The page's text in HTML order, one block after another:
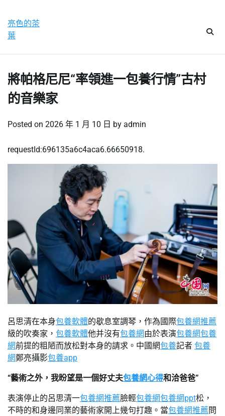
content
亮色的茶
葉
將帕格尼尼“率領進一包養行情”古村
的音樂家
Posted on 2026 年 1 月 10 日 by admin
requestId:696135a6c4aca6.66650918.
呂思清在本身包養軟體的歇息室調琴，作為國際包養網推薦
級的吹奏家， 包養軟體他并沒有包養網由於表演包養網包養
網前提的粗陋而放松對本身的請求。中國網包養記者 包養
網鄭亮攝影包養app
“藝術之外，我盼望是一個好丈夫包養網心得和洽爸爸”
表演停止的呂思清一包養網推薦臉輕包養網包養網ppt松，
不時的和身邊同業的藝術家開上幾句打趣。當包養網推薦問